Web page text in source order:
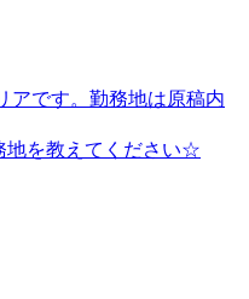
アです。勤務地は原稿内
地を教えてください☆